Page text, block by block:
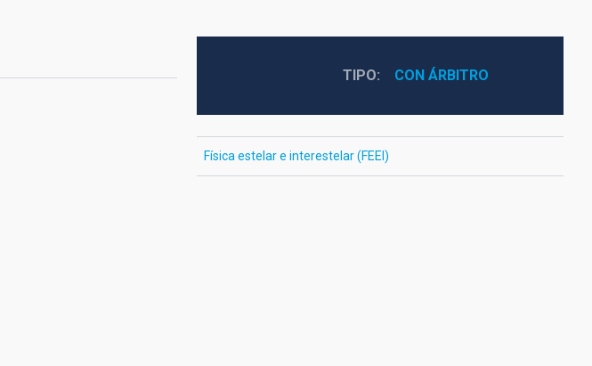
TIPO CON ÁRBITRO
Física estelar e interestelar (FEEI)